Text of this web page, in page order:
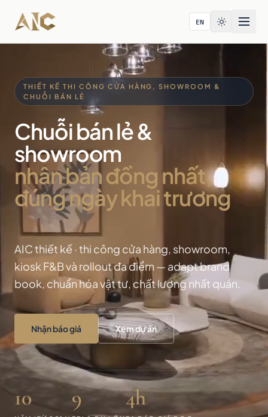
Bỏ qua tới nội dung
EN
THIẾT KẾ THI CÔNG CỬA HÀNG, SHOWROOM &
CHUỖI BÁN LẺ
Chuỗi bán lẻ &
showroom
nhân bản đồng nhất,
đúng ngày khai trương
AIC thiết kế · thi công cửa hàng, showroom,
kiosk F&B và rollout đa điểm — adapt brand
book, chuẩn hóa vật tư, chất lượng nhất quán.
Nhận báo giá Xem dự án
10 9 4h